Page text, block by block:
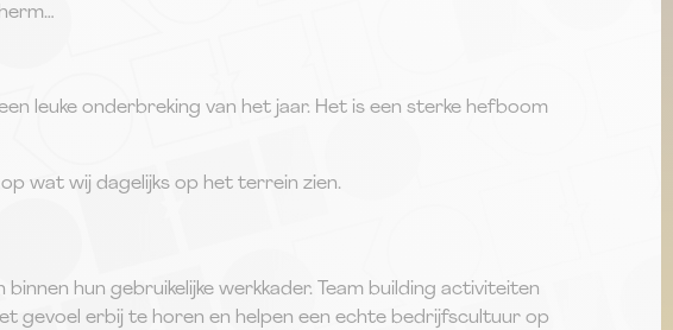
leuke onderbreking van het jaar. Het is een sterke hefboom
wat wij dagelijks op het terrein zien.
hun gebruikelijke werkkader. Team building activiteiten
gevoel erbij te horen en helpen een echte bedrijfscultuur op